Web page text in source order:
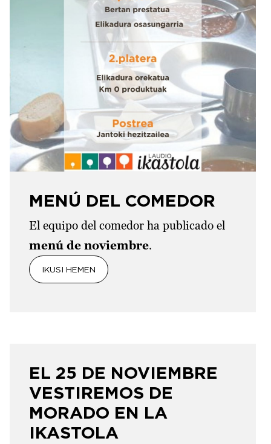
MENÚ DEL COMEDOR
El equipo del comedor ha publicado el
menú de noviembre.
IKUSI HEMEN
EL 25 DE NOVIEMBRE
VESTIREMOS DE
MORADO EN LA
IKASTOLA